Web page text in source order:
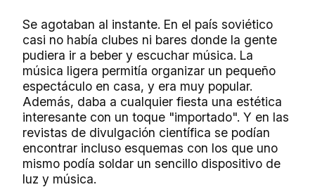
Se agotaban al instante. En el país soviético
casi no había clubes ni bares donde la gente
pudiera ir a beber y escuchar música. La
música ligera permitía organizar un pequeño
espectáculo en casa, y era muy popular.
Además, daba a cualquier fiesta una estética
interesante con un toque "importado". Y en las
revistas de divulgación científica se podían
encontrar incluso esquemas con los que uno
mismo podía soldar un sencillo dispositivo de
luz y música.